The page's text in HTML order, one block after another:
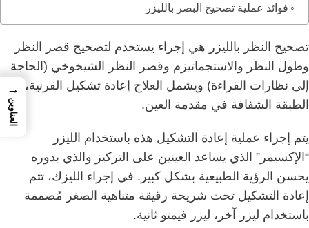
فوائد عملية تصحيح البصر بالليزر
تصحيح النظر بالليزر هي إجراء يستخدم لتصحيح قصر النظر
وطول النظر والاستجماتيزم وقصر النظر الشيخوخي (الحاجة
إلى نظارات القراءة) ويشمل العلاج إعادة تشكيل القرنية،
الطبقة الشفافة في مقدمة العين.
يتم إجراء عملية إعادة التشكيل هذه باستخدام الليزر
“الإكسيمر” الذي يساعد العينين على التركيز والذي بدوره
يحسن الرؤية الطبيعية بشكل كبير. في إجراء الليزك، تتم
إعادة التشكيل تحت شريحة رقيقة متناهية الصغر مُصممة
باستخدام ليزر آخر، ليزر فيمتو ثانية.
→
العناوين